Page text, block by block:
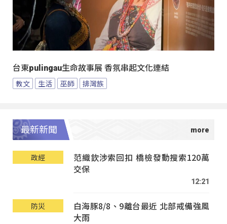
台東pulingau生命故事展 香氛串起文化連結
教文 生活 巫師 排灣族
最新新聞
政經
范織欽涉索回扣 橋檢發動搜索120萬
交保
12:21
防災
白海豚8/8、9離台最近 北部戒備強風
大雨